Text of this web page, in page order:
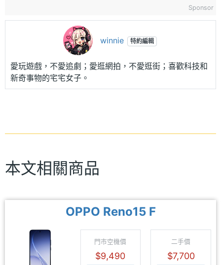
Sponsor
winnie 特約編輯
愛玩遊戲，不愛追劇；愛逛網拍，不愛逛街；喜歡科技和
新奇事物的宅宅女子。
本文相關商品
OPPO Reno15 F
門市空機價
$9,490
二手價
$7,700